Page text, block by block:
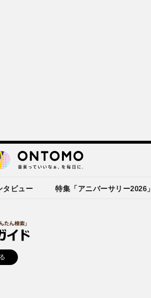
タビュー 特集「アニバーサリー2026」